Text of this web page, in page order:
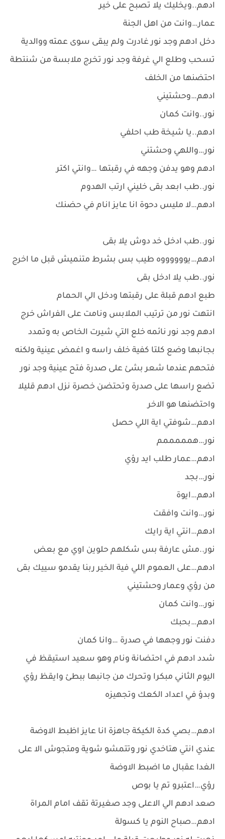
ادهم..ويخليك يلا تصبح على خير
عمار…وانت من اهل الجنة
دخل ادهم وجد نور غادرت ولم يبقى سوى عمته ووالدية
تسحب وطلع الي غرفة وجد نور تخرج ملابسة من شنتطة
احتضنها من الخلف
ادهم…وحشتيني
نور..وانت كمان
ادهم..يا شيخة طب احلفي
نور…واللهي وحشتني
ادهم وهو يدفن وجهه في رقبتها …وانتي اكتر
نور..طب ابعد بقى خليني ارتب الهدوم
ادهم…لا مليس دحوة انا عايز انام في حضنك
نور..طب ادخل خد دوش يلا بقى
ادهم…يووووووه طيب بس بشرط متنميش قبل ما اخرج
نور..طب يلا ادخل بقى
طبع ادهم قبلة على رقبتها ودخل الي الحمام
انتهت نور من ترتيب الملابس ونامت على الفراش خرج
ادهم وجد نور نائمه خلع التي شيرت الخاص به وتمدد
بجانبها وضع كلتا كفية خلف راسه و اغمض عينية ولكنه
فتحهم عندما شعر بشئ على صدرة فتح عينية وجد نور
تضع راسها على صدرة وتحتضن خصرة نزل ادهم قليلا
واحتضنها هو الاخر
ادهم…شوفتي اية اللي حصل
نور…همممممم
ادهم…عمار طلب ايد رؤي
نور…بجد
ادهم…ايوة
نور…وانت وافقت
ادهم…انتي اية رايك
نور..مش عارفة بس شكلهم حلوين اوي مع بعض
ادهم…على العموم اللي فية الخير ربنا يقدمو سييك بقى
من رؤي وعمار وحشتيني
نور…وانت كمان
ادهم…بحبك
دفنت نور وجهها في صدرة …وانا كمان
شدد ادهم في احتضانة ونام وهو سعيد استيقظ في
اليوم الثاني مبكرا وتحرك من جانبها ببطئ وايقظ رؤي
وبدؤ في اعداد الكعك وتجهيزه
ادهم…بصي كدة الكيكة جاهزة انا عايز اظبط الاوضة
عندي انتي هتاخدي نور وتتمشو شوية ومتجوش الا على
الغدا عقبال ما اضبط الاوضة
رؤي…اعتبرو تم يا بوص
صعد ادهم الي الاعلى وجد صغيرتة تقف امام المراة
ادهم…صباح النوم يا كسولة